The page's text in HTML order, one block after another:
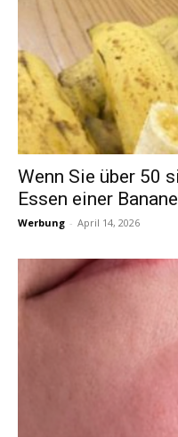
Wenn Sie über 50
Essen einer
Werbung - April 14, 2026